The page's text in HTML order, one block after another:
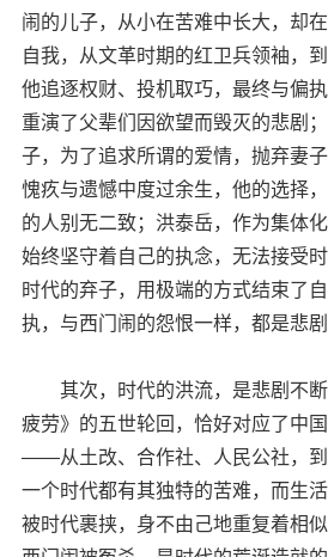
闹的儿子，从小在苦难中长大，却
自我，从文革时期的红卫兵领袖，
他追逐权财、投机取巧，最终与偏
重演了父辈们因欲望而毁灭的悲剧
子，为了追求所谓的爱情，抛弃妻
愧疚与遗憾中度过余生，他的选择
的人别无二致；洪泰岳，作为集体
始终坚守着自己的执念，无法接受
时代的弃子，用极端的方式结束了
执，与西门闹的怨恨一样，都是悲剧
其次，时代的洪流，是悲剧不断
疲劳》的五世轮回，恰好对应了中
——从土改、合作社、人民公社，
一个时代都有其独特的苦难，而生
被时代裹挟，身不由己地重复着相